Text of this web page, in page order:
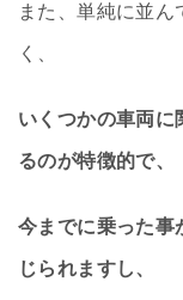
また、単純に並
く、
いくつかの車両に
るのが特徴的で、
今までに乗った事
じられますし、